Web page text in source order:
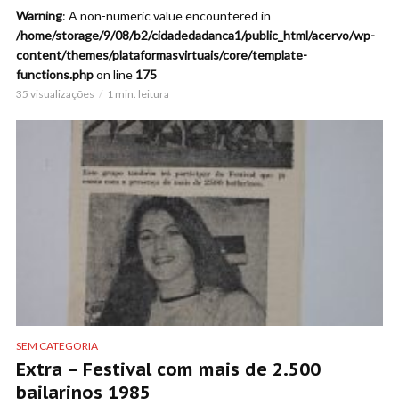
Warning: A non-numeric value encountered in
/home/storage/9/08/b2/cidadedadanca1/public_html/acervo/wp-
content/themes/plataformasvirtuais/core/template-
functions.phpon line 175
35 visualizações 1 min. leitura
SEM CATEGORIA
Extra – Festival com mais de 2.500
bailarinos 1985